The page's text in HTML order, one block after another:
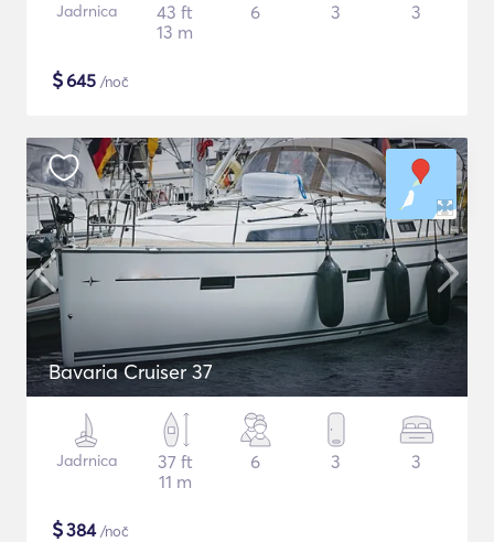
Jadrnica
43 ft
13 m
6 3 3
$645 /noč
Bavaria Cruiser 37
Jadrnica
37 ft
11 m
6 3 3
$384/noč